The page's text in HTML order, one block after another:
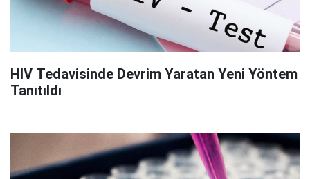
HIV Tedavisinde Devrim Yaratan Yeni Yöntem
Tanıtıldı